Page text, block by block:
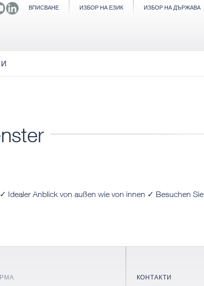
ВПИСВАНЕ ИЗБОР НА ЕЗИК ИЗБОР НА ДЪРЖАВА
Idealer Anblick von außen wie von innen ✓ Besuchen Sie
КОНТАКТИ